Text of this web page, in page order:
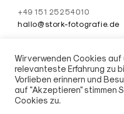
+49 151 25254010
hallo@stork-fotografie.de
AGB Impressum /
Wir verwenden Cookies auf
relevanteste Erfahrung zu
Vorlieben erinnern und
auf "Akzeptieren" stimmen
Cookies zu.